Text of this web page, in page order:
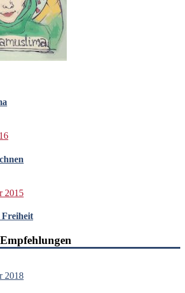
2015
Freiheit
2018